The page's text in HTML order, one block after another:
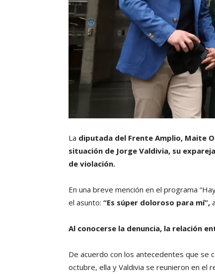
La diputada del Frente Amplio, Maite
situación de Jorge Valdivia, su
de violación.
En una breve mención en el programa
el asunto: “Es súper doloroso para mí”,
Al conocerse la denuncia, la relación
De acuerdo con los antecedentes que se
octubre, ella y Valdivia se reunieron en el